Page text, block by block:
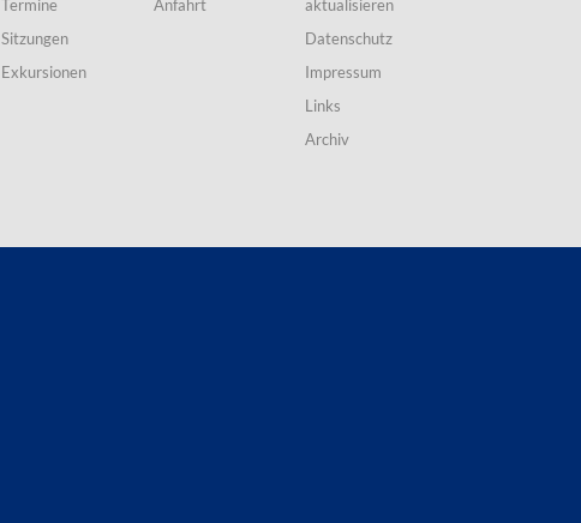
Termine
Sitzungen
Exkursionen
Anfahrt
aktualisieren
Datenschutz
Impressum
Links
Archiv